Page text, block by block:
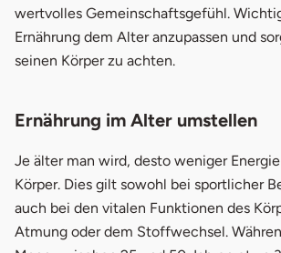
wertvolles Gemeinschaftsgefühl.
Ernährung dem Alter anzupassen und
seinen Körper zu achten.
Ernährung im Alter umstellen
Je älter man wird, desto weniger
Körper. Dies gilt sowohl bei sportlicher
auch bei den vitalen Funktionen des
Atmung oder dem Stoffwechsel.